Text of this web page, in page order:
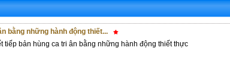
bằng những hành động thiết...
tiếp bản hùng ca tri ân bằng những hành động thiết thực